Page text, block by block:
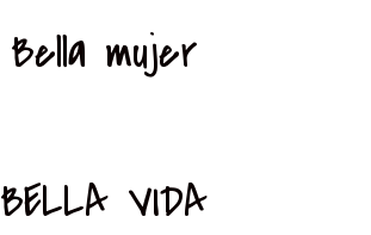
Bella mujer
BELLA VIDA